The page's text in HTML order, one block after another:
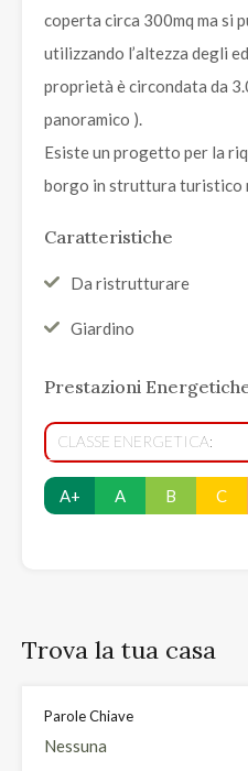
coperta circa 300mq ma si
utilizzando l’altezza degli
proprietà è circondata da
panoramico ).
Esiste un progetto per la
borgo in struttura turistico
Caratteristiche
Da ristrutturare
Giardino
Prestazioni
CLASSE ENERGETICA:
A+ A B C
Trova la tua casa
Parole Chiave